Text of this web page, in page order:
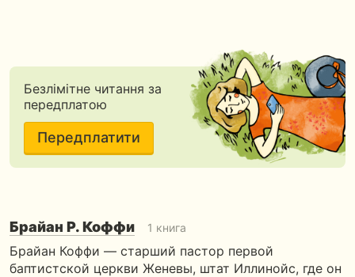
Безлімітне читання за
передплатою
Передплатити
Брайан Р. Коффи 1 книга
Брайан Коффи — старший пастор первой
баптистской церкви Женевы, штат Иллинойс, где он